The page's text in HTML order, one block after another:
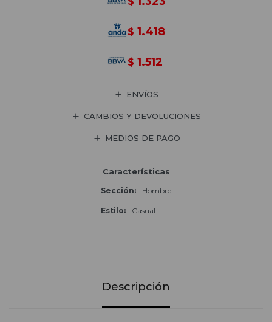
$ 1.418
$ 1.512
ENVÍOS
CAMBIOS Y DEVOLUCIONES
MEDIOS DE PAGO
Características
Sección Hombre
Estilo Casual
Descripción